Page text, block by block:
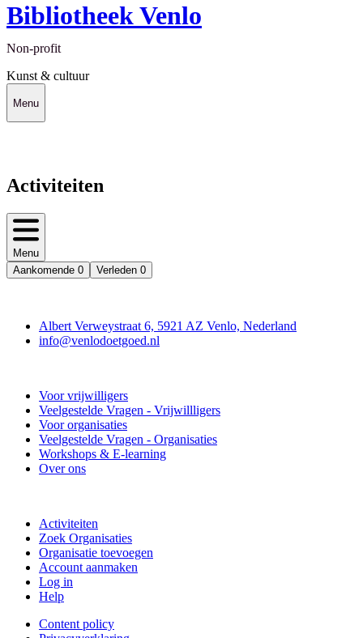
Bibliotheek Venlo
Non-profit
Kunst & cultuur
Menu
Activiteiten
Menu
Aankomende 0 Verleden 0
Albert Verweystraat 6, 5921 AZ Venlo, Nederland
info@venlodoetgoed.nl
Voor vrijwilligers
Veelgestelde Vragen - Vrijwillligers
Voor organisaties
Veelgestelde Vragen - Organisaties
Workshops & E-learning
Over ons
Activiteiten
Zoek Organisaties
Organisatie toevoegen
Account aanmaken
Log in
Help
Content policy